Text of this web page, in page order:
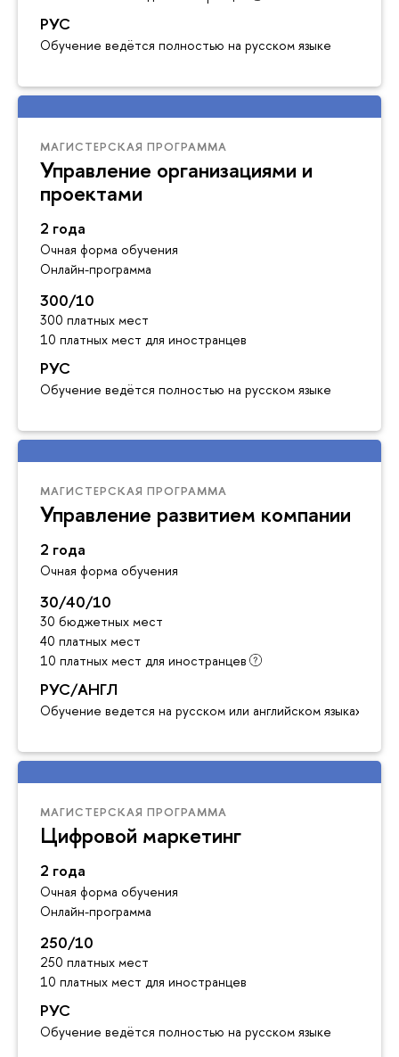
РУС
Обучение ведётся полностью на русском языке
МАГИСТЕРСКАЯ ПРОГРАММА
Управление организациями и
проектами
2 года
Очная форма обучения
Онлайн-программа
300/10
300 платных мест
10 платных мест для иностранцев
РУС
Обучение ведётся полностью на русском языке
МАГИСТЕРСКАЯ ПРОГРАММА
Управление развитием компании
2 года
Очная форма обучения
30/40/10
30 бюджетных мест
40 платных мест
10 платных мест для иностранцев
РУС/АНГЛ
Обучение ведется на русском или английском языках
МАГИСТЕРСКАЯ ПРОГРАММА
Цифровой маркетинг
2 года
Очная форма обучения
Онлайн-программа
250/10
250 платных мест
10 платных мест для иностранцев
РУС
Обучение ведётся полностью на русском языке